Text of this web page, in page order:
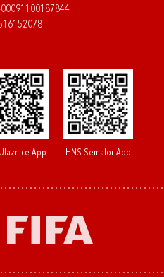
App HNS Semafor App